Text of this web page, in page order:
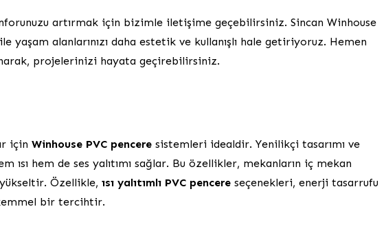
artırmak için bizimle iletişime geçebilirsiniz. Sincan Winhouse
yaşam alanlarınızı daha estetik ve kullanışlı hale getiriyoruz. Hemen
projelerinizi hayata geçirebilirsiniz.
için Winhouse PVC pencere sistemleri idealdir. Yenilikçi tasarımı ve
ısı hem de ses yalıtımı sağlar. Bu özellikler, mekanların iç mekan
Özellikle, ısı yalıtımlı PVC pencere seçenekleri, enerji tasarrufu
bir tercihtir.